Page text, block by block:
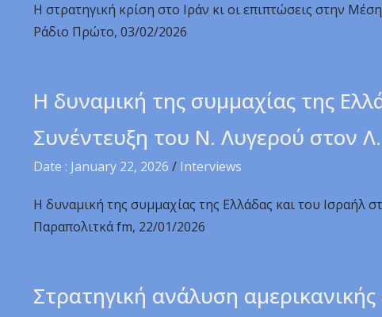
Η στρατηγική κρίση στο Ιράν κι οι επιπτώσεις στην
Ράδιο Πρώτο, 03/02/2026
Η δυναμική της συμμαχίας της
Συνέντευξη του Ν. Λυγερού στον
Date : January 22, 2026 / Interviews
Η δυναμική της συμμαχίας της Ελλάδας και του Ισραήλ
Παραπολιτκά fm, 22/01/2026
Στρατηγική ανάλυση